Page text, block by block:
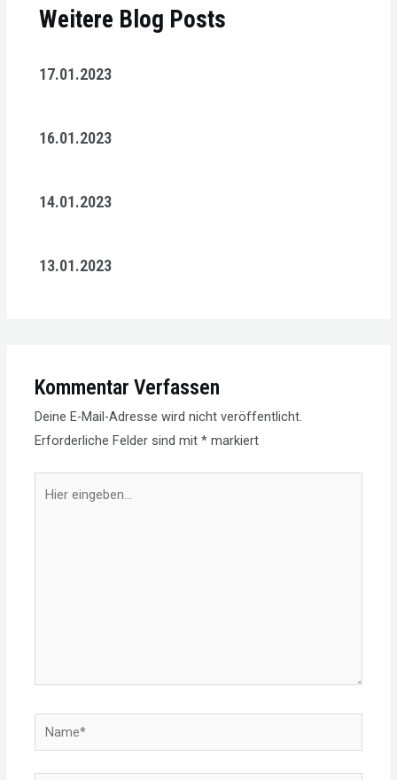
Weitere Blog Posts
17.01.2023
16.01.2023
14.01.2023
13.01.2023
Kommentar Verfassen
Deine E-Mail-Adresse wird nicht veröffentlicht.
Erforderliche Felder sind mit* markiert
Name*